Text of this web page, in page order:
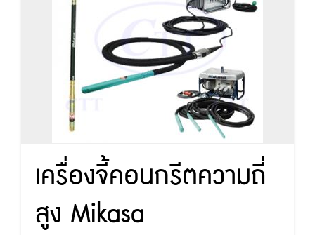
เครื่องจี้คอนกรีตความถี่
สูง Mikasa